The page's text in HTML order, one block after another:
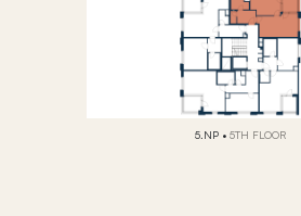
5.NP • 5TH FLOOR